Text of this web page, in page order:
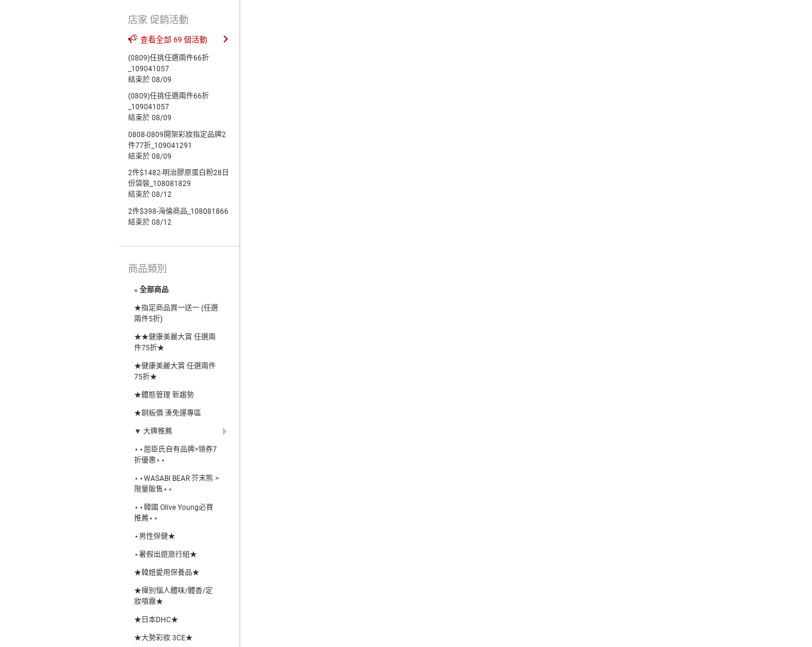
店家 促銷活動
查看全部 69 個活動
(0809)任挑任選兩件66折
_109041057
結束於 08/09
(0809)任挑任選兩件66折
_109041057
結束於 08/09
0808-0809開架彩妝指定品牌2
件77折_109041291
結束於 08/09
2件$1482-明治膠原蛋白粉28日
份袋裝_108081829
結束於 08/12
2件$398-海倫商品_108081866
結束於 08/12
商品類別
« 全部商品
★指定商品買一送一 (任選
兩件5折)
★★健康美麗大賞 任選兩
件75折★
★健康美麗大賞 任選兩件
75折★
★體態管理 新趨勢
★銅板價 湊免運專區
▼ 大牌推薦
⋆⋆屈臣氏自有品牌>領券7
折優惠⋆⋆
⋆⋆WASABI BEAR 芥末熊 >
限量販售⋆⋆
⋆⋆韓國 Olive Young必買
推薦⋆⋆
⋆男性保健★
⋆暑假出遊旅行組★
★韓妞愛用保養品★
★揮別惱人體味/體香/定
妝噴霧★
★日本DHC★
★大勢彩妝 3CE★